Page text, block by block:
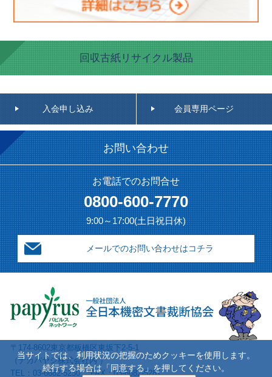
回収古紙リサイクル製品
入会申し込み 会員専用ページ
お問い合わせ
お電話でのお問合せ
0800-600-7770
9:00～17:00(土日祝日休)
メールでのお問い合わせはコチラ
〒174-8602東京都板橋区東坂下2-5-1
（ナカバヤシ株式会社内 ）
TEL：03-6682-5250 FAX：03-6682-5281
当サイトでは、利用状況の把握のためクッキーを使用します。
続行する場合は「同意する」を押してください。